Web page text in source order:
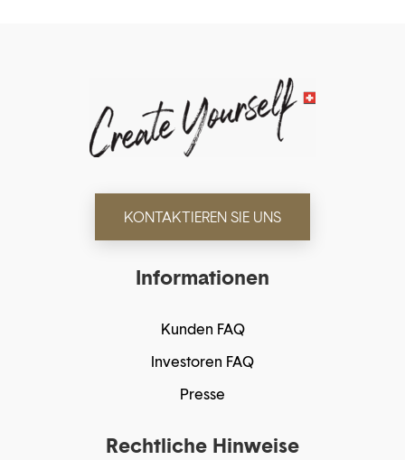
KONTAKTIEREN SIE UNS
Informationen
Kunden FAQ
Investoren FAQ
Presse
Rechtliche Hinweise